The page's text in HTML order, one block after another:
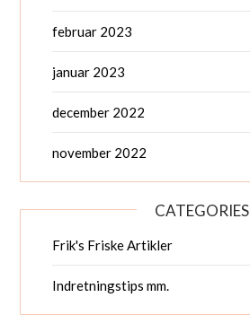
februar 2023
januar 2023
december 2022
november 2022
CATEGORIES
Frik's Friske Artikler
Indretningstips mm.